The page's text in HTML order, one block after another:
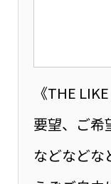
《THE
要望、ご希
などなどな